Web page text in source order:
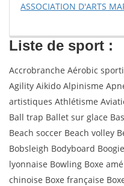
ASSOCIATION D'ARTS
Liste de sport :
Accrobranche Aérobic
Agility Aikido Alpinisme
artistiques Athlétisme
Ball trap Ballet sur glace
Beach soccer Beach volley
Bobsleigh Bodyboard
lyonnaise Bowling Boxe
chinoise Boxe française